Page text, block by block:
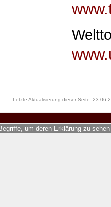
Letzte Aktualisierung dieser Seite:
um deren Erklärung zu